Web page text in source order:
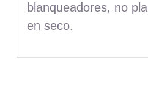
blanqueadores, no
en seco.